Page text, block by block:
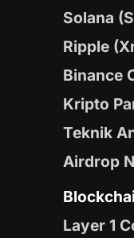
Solana
Ripple
Binance
Kripto
Teknik
Airdrop
Layer 1